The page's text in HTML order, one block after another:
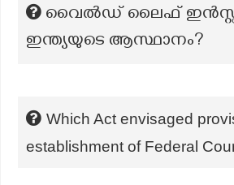
വൈൽഡ് ലൈഫ്
ഇന്ത്യയുടെ ആസ്ഥാനം?
Which Act envisaged
establishment of Federal